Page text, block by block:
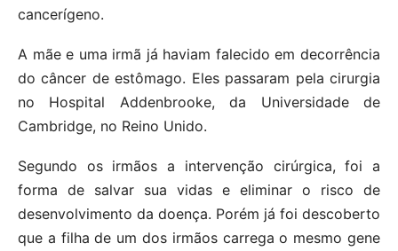
cancerígeno.
A mãe e uma irmã já haviam falecido em decorrência
do câncer de estômago. Eles passaram pela cirurgia
no Hospital Addenbrooke, da Universidade de
Cambridge, no Reino Unido.
Segundo os irmãos a intervenção cirúrgica, foi a
forma de salvar sua vidas e eliminar o risco de
desenvolvimento da doença. Porém já foi descoberto
que a filha de um dos irmãos carrega o mesmo gene